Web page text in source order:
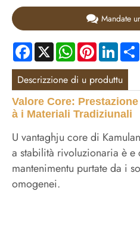
Mandate
Facebook
X WhatsApp
Pinterest
Descrizzione di u produttu
Valore Core:
à i Materiali Tradiziunali
U vantaghju core di
a stabilità rivoluzionaria è
mantenimentu purtate da i
omogenei.